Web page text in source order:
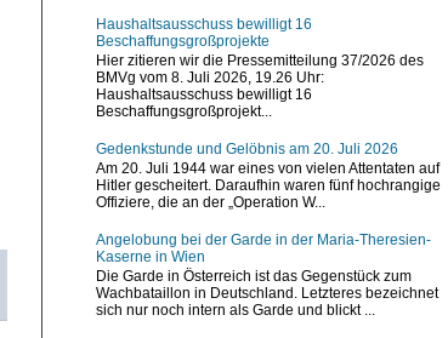
Haushaltsausschuss bewilligt 16
Beschaffungsgroßprojekte
Hier zitieren wir die Pressemitteilung 37/2026 des
BMVg vom 8. Juli 2026, 19.26 Uhr:
Haushaltsausschuss bewilligt 16
Beschaffungsgroßprojekt...
Gedenkstunde und Gelöbnis am 20. Juli 2026
Am 20. Juli 1944 war eines von vielen Attentaten auf
Hitler gescheitert. Daraufhin waren fünf hochrangige
Offiziere, die an der „Operation W...
Angelobung bei der Garde in der Maria-Theresien-
Kaserne in Wien
Die Garde in Österreich ist das Gegenstück zum
Wachbataillon in Deutschland. Letzteres bezeichnet
sich nur noch intern als Garde und blickt ...